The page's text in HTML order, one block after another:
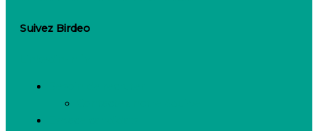
Suivez Birdeo